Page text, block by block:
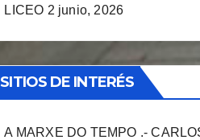
LICEO 2 junio, 2026
SITIOS DE INTERÉS
A MARXE DO TEMPO .-